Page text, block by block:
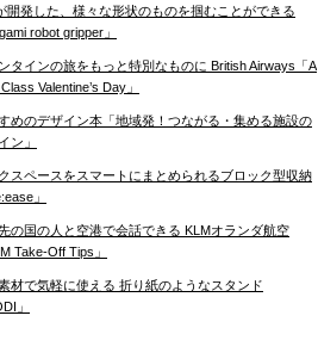
開発した、様々な形状のものを掴むことができる
robot gripper」
タインの旅をもっと特別なものに British Airways「A
Valentine’s Day」
めのデザイン本「地域発！つながる・集める施設の
ン」
スペースをスマートにまとめられるブロック型収納
」
の国の人と空港で会話できる KLMオランダ航空
Take-Off Tips」
材で気軽に使える 折り紙のようなスタンド
」